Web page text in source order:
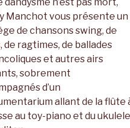
Manchot vous présente un
de chansons swing, de
de ragtimes, de ballades
et autres airs
sobrement
d’un
allant de la flûte
au toy-piano et du ukulele